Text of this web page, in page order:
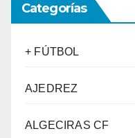
Categorías
+ FÚTBOL
AJEDREZ
ALGECIRAS CF